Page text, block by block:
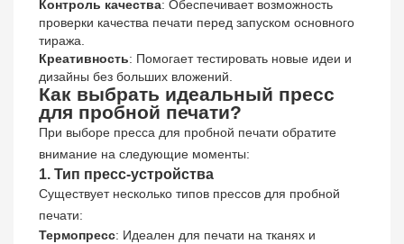
Контроль качества: Обеспечивает возможность
проверки качества печати перед запуском основного
тиража.
Креативность: Помогает тестировать новые идеи и
дизайны без больших вложений.
Как выбрать идеальный пресс
для пробной печати?
При выборе пресса для пробной печати обратите
внимание на следующие моменты:
1. Тип пресс-устройства
Существует несколько типов прессов для пробной
печати:
Термопресс: Идеален для печати на тканях и